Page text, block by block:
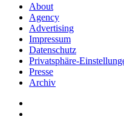
About
Agency
Advertising
Impressum
Datenschutz
Privatsphäre-
Presse
Archiv